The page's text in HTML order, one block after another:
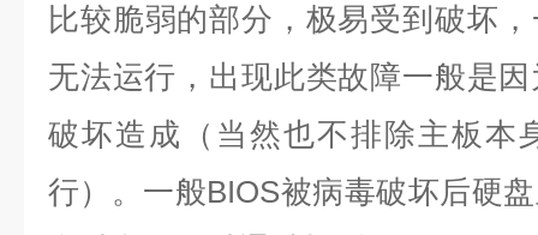
比较脆弱的部分，极易受到破坏
无法运行，出现此类故障一般是
破坏造成（当然也不排除主板本
行）。一般BIOS被病毒破坏后硬